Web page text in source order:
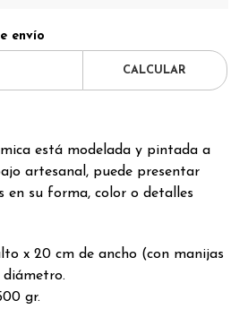
envío
CALCULAR
está modelada y pintada a
artesanal, puede presentar
en su forma, color o detalles
x 20 cm de ancho (con manijas
diámetro.
gr.